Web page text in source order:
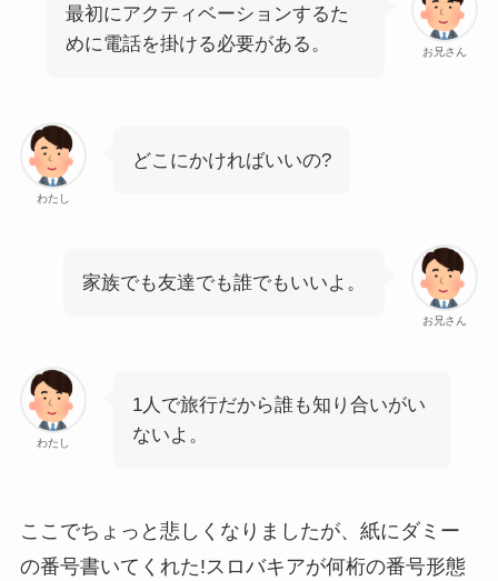
お兄さん
最初にアクティベーションするた
めに電話を掛ける必要がある。
わたし
どこにかければいいの?
お兄さん
家族でも友達でも誰でもいいよ。
わたし
1人で旅行だから誰も知り合いがい
ないよ。
ここでちょっと悲しくなりましたが、紙にダミー
の番号書いてくれた!スロバキアが何桁の番号形態